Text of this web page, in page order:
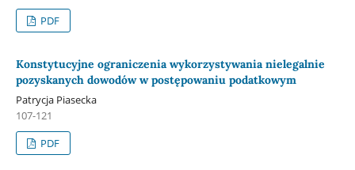
PDF
Konstytucyjne ograniczenia wykorzystywania nielegalnie
pozyskanych dowodów w postępowaniu podatkowym
Patrycja Piasecka
107-121
PDF